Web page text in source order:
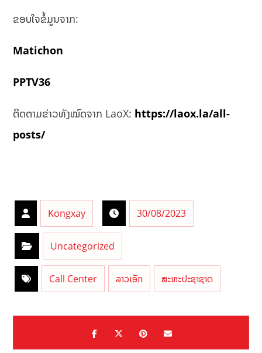
ຂອບໃຈຂໍ້ມູນຈາກ:
Matichon
PPTV36
ຕິດຕາມຂ່າວທັງໝົດຈາກ LaoX: https://laox.la/all-
posts/
Kongxay 30/08/2023
Uncategorized
Call Center ລາວເອັກ ສະຫະປະຊາຊາດ